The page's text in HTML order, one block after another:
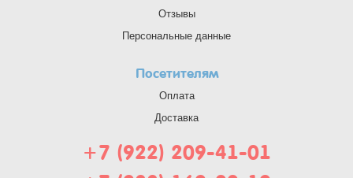
Отзывы
Персональные данные
Посетителям
Оплата
Доставка
+7 (922) 209-41-01